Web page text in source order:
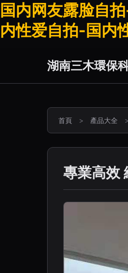
国内网友露脸自
内性爱自拍-国内
湖南三木環保
首頁 > 產品大全 >
專業高效